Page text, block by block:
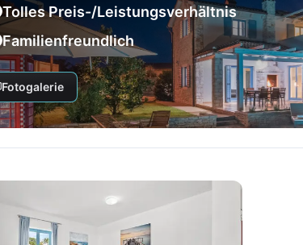
Tolles Preis-/Leistungsverhältnis
Familienfreundlich
Fotogalerie